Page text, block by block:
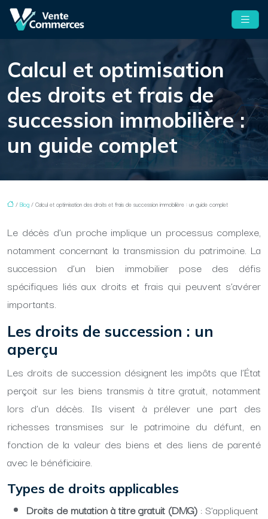
Calcul et optimisation
des droits et frais de
succession immobilière :
un guide complet
/ Blog / Calcul et optimisation des droits et frais de succession immobilière : un guide complet
Le décès d’un proche implique un processus complexe,
notamment concernant la transmission du patrimoine. La
succession d’un bien immobilier pose des défis
spécifiques liés aux droits et frais qui peuvent s’avérer
importants.
Les droits de succession : un
aperçu
Les droits de succession désignent les impôts que l’État
perçoit sur les biens transmis à titre gratuit, notamment
lors d’un décès. Ils visent à prélever une part des
richesses transmises sur le patrimoine du défunt, en
fonction de la valeur des biens et des liens de parenté
avec le bénéficiaire.
Types de droits applicables
Droits de mutation à titre gratuit (DMG) : S’appliquent